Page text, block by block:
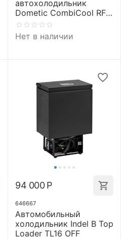
автохолодильник
Dometic CombiCool RF
62
Нет в наличии
94 000 Р
646667
Автомобильный
холодильник Indel B Top
Loader TL16 OFF